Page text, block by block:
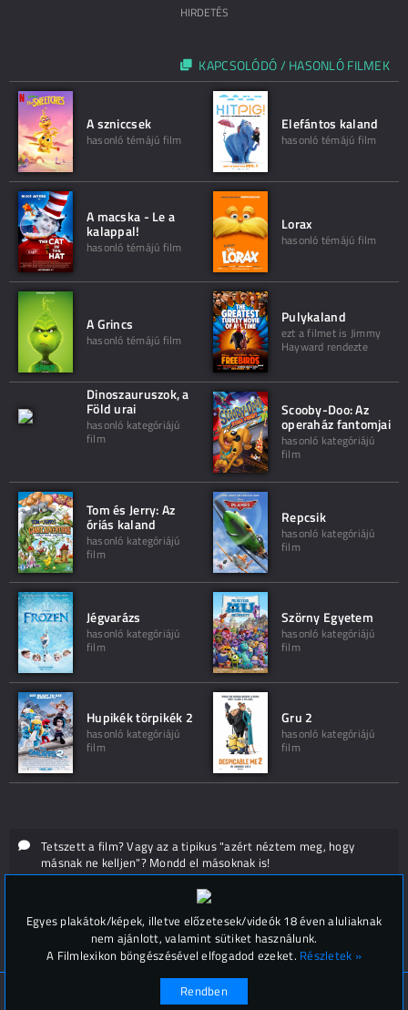
HIRDETÉS
KAPCSOLÓDÓ / HASONLÓ FILMEK
A szniccsek
hasonló témájú film
Elefántos kaland
hasonló témájú film
A macska - Le a
kalappal!
hasonló témájú film
Lorax
hasonló témájú film
A Grincs
hasonló témájú film
Pulykaland
ezt a filmet is Jimmy
Hayward rendezte
Dinoszauruszok, a
Föld urai
hasonló kategóriájú
film
Scooby-Doo: Az
operaház fantomjai
hasonló kategóriájú
film
Tom és Jerry: Az
óriás kaland
hasonló kategóriájú
film
Repcsik
hasonló kategóriájú
film
Jégvarázs
hasonló kategóriájú
film
Szörny Egyetem
hasonló kategóriájú
film
Hupikék törpikék 2
hasonló kategóriájú
film
Gru 2
hasonló kategóriájú
film
Tetszett a film? Vagy az a tipikus "azért néztem meg, hogy
másnak ne kelljen"? Mondd el másoknak is!
Hozzászólások (
© Filmlexikon 2019-2026
Kapcsolat, impresszum
Egyes plakátok/képek, illetve előzetesek/videók 18 éven aluliaknak
nem ajánlott, valamint sütiket használunk.
A Filmlexikon böngészésével elfogadod ezeket. Részletek »
Rendben